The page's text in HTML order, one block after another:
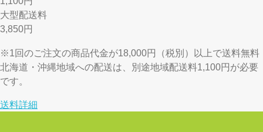
大型配送料
3,850円
※1回のご注文の商品代金が18,000円（税別）以上で送料無料
北海道・沖縄地域への配送は、別途地域配送料1,100円が必要
です。
送料詳細